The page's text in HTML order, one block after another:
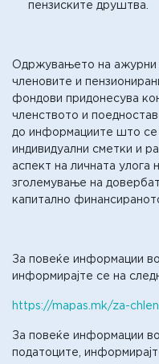
пензиските друштва.
Одржувањето на ажурни
членовите и
фондови придонесува
членството и
до информациите што се
индивидуални сметки и
аспект на личната улога
зголемување на
капитално
За повеќе информации
информирајте се на
https://mapas.mk/za-
За повеќе информации
податоците,